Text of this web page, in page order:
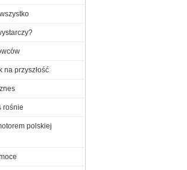
na przyszłość
rośnie
polskiej